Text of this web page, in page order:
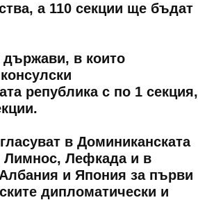
а 110 секции ще бъдат
държави, в които
република с по 1 секция,
в Доминиканската
Лимнос, Лефкада и в
и Япония за първи
дипломатически и